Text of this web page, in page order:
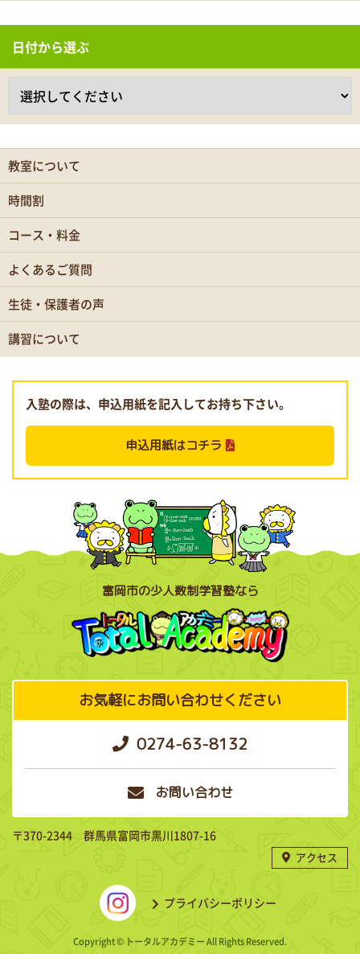
日付から選ぶ
教室について
時間割
コース・料金
よくあるご質問
生徒・保護者の声
講習について
入塾の際は、申込用紙を記入してお持ち下さい。
申込用紙はコチラ
富岡市の少人数制学習塾なら
お気軽にお問い合わせください
0274-63-8132
お問い合わせ
〒370-2344 群馬県富岡市黒川1807-16
アクセス
プライバシーポリシー
Copyright © トータルアカデミー All Rights Reserved.